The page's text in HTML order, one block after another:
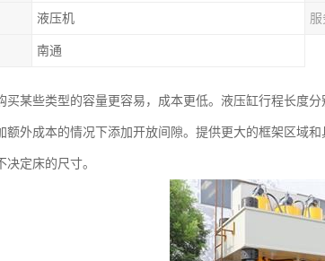
液压机 服
南通
买某些类型的容量更容易，成本更低。液压缸行程长度
额外成本的情况下添加开放间隙。提供更大的框架区域
决定床的尺寸。